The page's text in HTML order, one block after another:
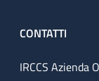
CONTATTI
IRCCS Azienda